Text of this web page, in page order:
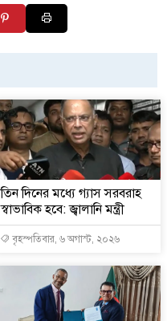
তিন দিনের মধ্যে গ্যাস সরবরাহ
স্বাভাবিক হবে: জ্বালানি মন্ত্রী
বৃহস্পতিবার, ৬ অগাস্ট, ২০২৬